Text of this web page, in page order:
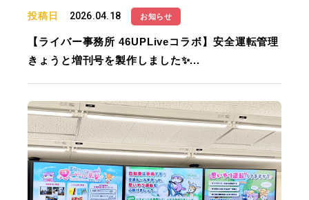
投稿日 2026.04.18 お知らせ
【ライバー事務所 46UPLiveコラボ】安全運転管理
きょうと増刊号を製作しました✨...